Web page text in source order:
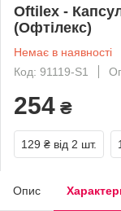
Oftilex -
(Офтілекс)
Немає в наявності
Код: 91119-S1
254 ₴
129 ₴ від 2 шт.
Опис